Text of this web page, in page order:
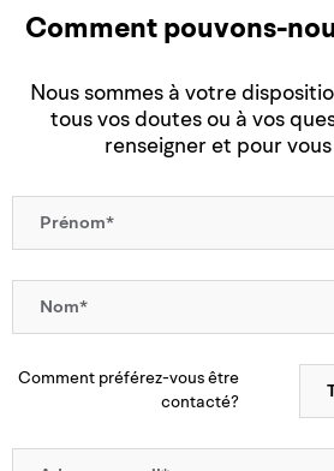
Comment pouvons-
Nous sommes à votre
tous vos doutes ou à vos
renseigner et pour
Comment préférez-vous être
contacté?